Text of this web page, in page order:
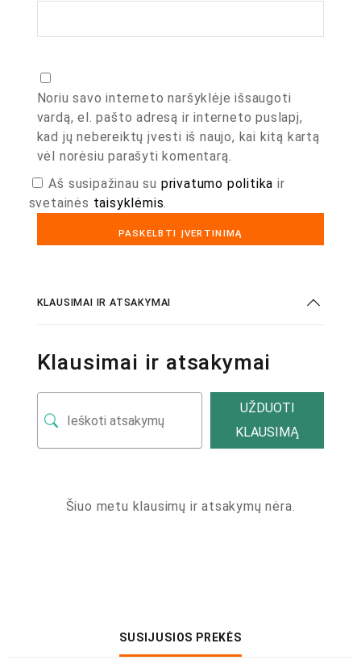
Noriu savo interneto naršyklėje išsaugoti
vardą, el. pašto adresą ir interneto puslapį,
kad jų nebereiktų įvesti iš naujo, kai kitą kartą
vėl norėsiu parašyti komentarą.
Aš susipažinau su privatumo politika ir
svetainės taisyklėmis.
KLAUSIMAI IR ATSAKYMAI
Klausimai ir atsakymai
UŽDUOTI
KLAUSIMĄ
Šiuo metu klausimų ir atsakymų nėra.
SUSIJUSIOS PREKĖS